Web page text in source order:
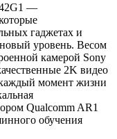
—
гаджетах и
уровень. Весом
камерой Sony
2K видео
каждый момент жизни
Qualcomm AR1
обучения